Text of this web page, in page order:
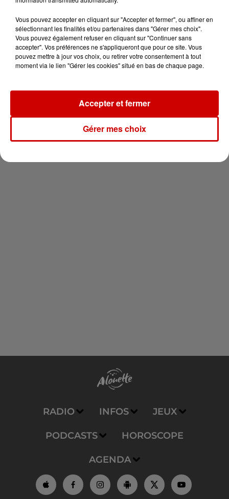
Le Duel - Gagnez votre balade
en jet ski !
Newsletter
RADIO INFOS JEUX
PODCASTS HOROSCOPE
AGENDA
Vous pouvez accepter en cliquant sur "Accepter et fermer", ou affiner en
sélectionnant les finalités et/ou partenaires dans "Gérer mes choix".
Vous pouvez également refuser en cliquant sur "Continuer sans
accepter". Vos préférences ne s'appliqueront que pour ce site. Vous
pouvez mettre à jour vos choix, ou retirer votre consentement à tout
moment via le lien "Gérer les cookies" situé en bas de chaque page.
Gérer mes choix
Accepter et fermer